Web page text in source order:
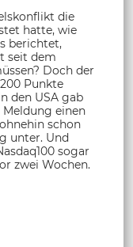
die
hatte, wie
berichtet,
seit dem
Doch der
Punkte
den USA gab
einen
schon
unter. Und
sogar
zwei Wochen.